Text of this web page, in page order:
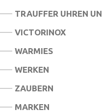
TRAUFFER UHREN
VICTORINOX
WARMIES
WERKEN
ZAUBERN
MARKEN